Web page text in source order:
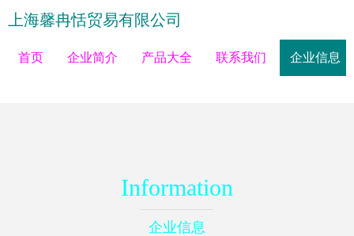
上海馨冉恬贸易有限公司
首页 企业简介 产品大全 联系我们 企业信息
Information
企业信息